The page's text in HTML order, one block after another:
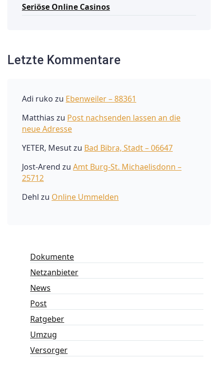
Seriöse Online Casinos
Letzte Kommentare
Adi ruko zu Ebenweiler – 88361
Matthias zu Post nachsenden lassen an die
neue Adresse
YETER, Mesutzu Bad Bibra, Stadt – 06647
Jost-Arend zu Amt Burg-St. Michaelisdonn –
25712
Dehl zu Online Ummelden
Dokumente
Netzanbieter
News
Post
Ratgeber
Umzug
Versorger